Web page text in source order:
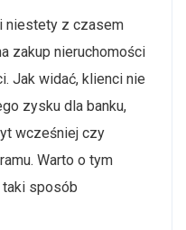
niestety z czasem
zakup nieruchomości
Jak widać, klienci nie
zysku dla banku,
wcześniej czy
Warto o tym
taki sposób